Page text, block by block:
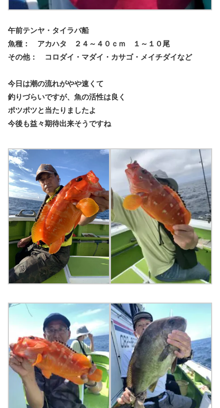
午前テンヤ・タイラバ船
魚種： アカハタ ２４～４０ｃｍ １～１０尾
その他： コロダイ・マダイ・カサゴ・メイチダイなど
今日は潮の流れがやや速くて
釣りづらいですが、魚の活性は良く
ポツポツと当たりましたよ
今後も益々期待出来そうですね